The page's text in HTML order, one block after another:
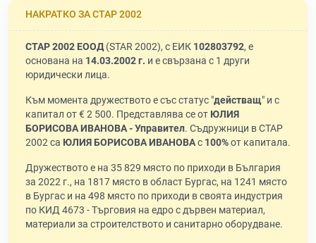
НАКРАТКО ЗА СТАР 2002
СТАР 2002 ЕООД(STAR 2002), с ЕИК 102803792, е
основана на 14.03.2002 г. и е свързана с 1 други
юридически лица.
Към момента дружеството е със статус "действащ" и с
капитал от € 2 500. Представлява се от ЮЛИЯ
БОРИСОВА ИВАНОВА - Управител. Съдружници в СТАР
2002 са ЮЛИЯ БОРИСОВА ИВАНОВАс 100%от капитала.
Дружеството е на 35 829 място по приходи в България
за 2022 г., на 1817 място в област Бургас, на 1241 място
в Бургас и на 498 място по приходи в своята индустрия
по КИД 4673 - Търговия на едро с дървен материал,
материали за строителството и санитарно оборудване.